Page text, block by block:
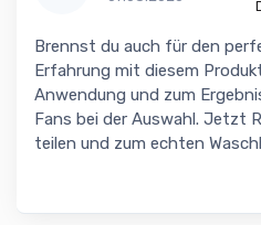
Brennst du auch für den
Erfahrung mit diesem
Anwendung und zum
Fans bei der Auswahl. Jetzt
teilen und zum echten